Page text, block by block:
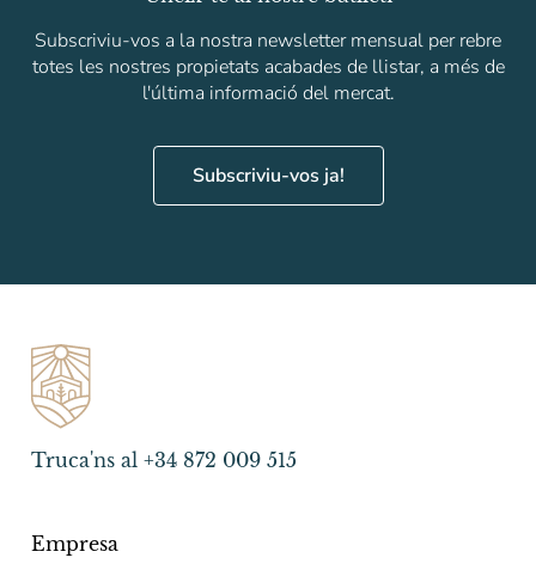
Subscriviu-vos a la nostra newsletter mensual per rebre
totes les nostres propietats acabades de llistar, a més de
l'última informació del mercat.
Subscriviu-vos ja!
Truca'ns al +34 872 009 515
Empresa